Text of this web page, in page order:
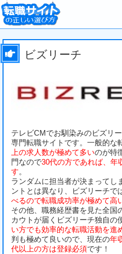
ビズリーチ
テレビCMでお馴染みのビズリ
専門転職サイトです。一般的な
上の求人数が極めて多いのが特
門なので30代の方であれば、年
す。
ランダムに担当者が決まってし
ントとは異なり、ビズリーチで
べるので転職成功率が極めて高
その他、職務経歴書を見た全国
カウトが届くビズリーチ独自の
い方でも効率的な転職活動を進
判も極めて良いので、現在の年
代以上の方は登録必須です！